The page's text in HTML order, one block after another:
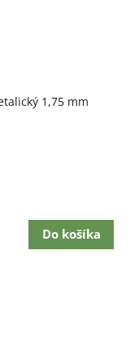
1,75 mm
Do košíka